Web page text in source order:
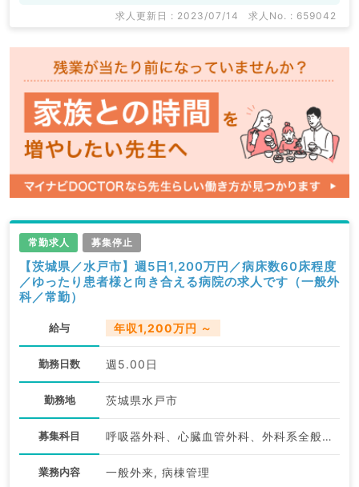
求人更新日 : 2023/07/14 求人No. : 659042
常勤求人 募集停止
【茨城県／水戸市】週5日1,200万円／病床数60床程度
／ゆったり患者様と向き合える病院の求人です（一般外
科／常勤）
給与 年収1,200万円 ～
勤務日数 週5.00日
勤務地 茨城県水戸市
募集科目 呼吸器外科、心臓血管外科、外科系全般、一般外科、消化器外科
業務内容 一般外来, 病棟管理